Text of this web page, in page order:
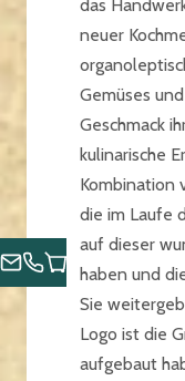
das
neuer
Gemüses
Geschmack
kulinarische
Kombination
die im Laufe
auf dieser
haben und
Sie
Logo ist die
aufgebaut